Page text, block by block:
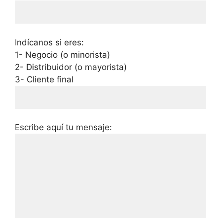
Indícanos si eres:
1- Negocio (o minorista)
2- Distribuidor (o mayorista)
3- Cliente final
Escribe aquí tu mensaje: